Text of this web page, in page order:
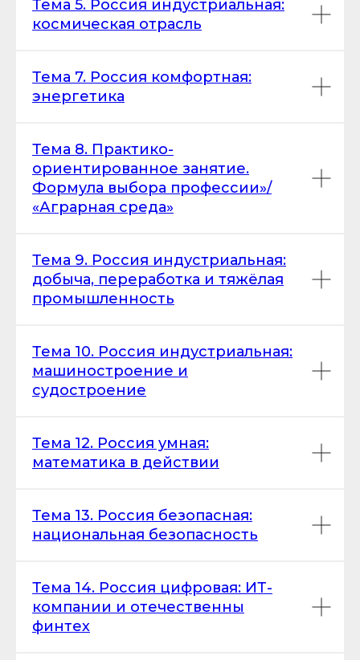
Тема 5. Россия индустриальная:
космическая отрасль
Тема 7. Россия комфортная:
энергетика
Тема 8. Практико-
ориентированное занятие.
Формула выбора профессии»/
«Аграрная среда»
Тема 9. Россия индустриальная:
добыча, переработка и тяжёлая
промышленность
Тема 10. Россия индустриальная:
машиностроение и
судостроение
Тема 12. Россия умная:
математика в действии
Тема 13. Россия безопасная:
национальная безопасность
Тема 14. Россия цифровая: ИТ-
компании и отечественны
финтех